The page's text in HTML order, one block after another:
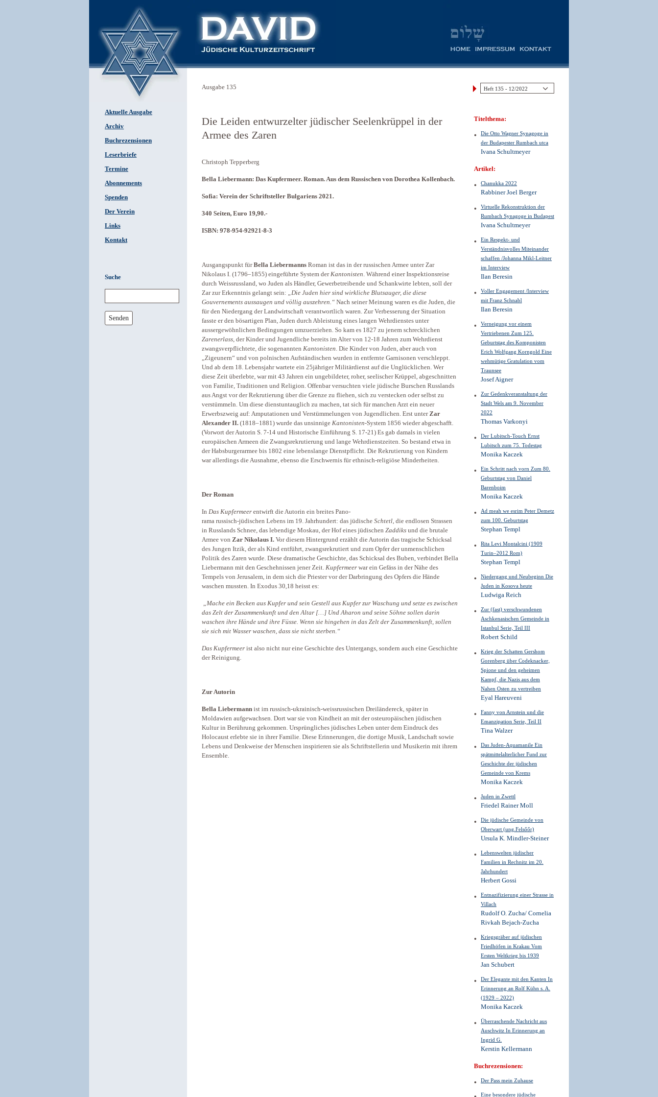
Aktuelle Ausgabe
Archiv
Buchrezensionen
Leserbriefe
Termine
Abonnements
Spenden
Der Verein
Links
Kontakt
Suche
Senden
Ausgabe 135
Die Leiden entwurzelter jüdischer Seelenkrüppel in der
Armee des Zaren
Christoph Tepperberg
Bella Liebermann: Das Kupfermeer. Roman. Aus dem Russischen von Dorothea Kollenbach.
Sofia: Verein der Schriftsteller Bulgariens 2021.
340 Seiten, Euro 19,90.-
ISBN: 978-954-92921-8-3
Ausgangspunkt fürBella Liebermanns Roman ist das in der russischen Armee unter Zar
Nikolaus I. (1796–1855) eingeführte System derKantonisten. Während einer Inspektionsreise
durch Weissrussland, wo Juden als Händler, Gewerbetreibende und Schankwirte lebten, soll der
Zar zur Erkenntnis gelangt sein: „Die Juden hier sind wirkliche Blutsauger, die diese
Gouvernements aussaugen und völlig auszehren.“ Nach seiner Meinung waren es die Juden, die
für den Niedergang der Landwirtschaft verantwortlich waren. Zur Verbesserung der Situation
fasste er den bösartigen Plan, Juden durch Ableistung eines langen Wehrdienstes unter
aussergewöhnlichen Bedingungen umzuerziehen. So kam es 1827 zu jenem schrecklichen
Zarenerlass, der Kinder und Jugendliche bereits im Alter von 12-18 Jahren zum Wehrdienst
zwangsverpflichtete, die sogenannten Kantonisten. Die Kinder von Juden, aber auch von
„Zigeunern“ und von polnischen Aufständischen wurden in entfernte Garnisonen verschleppt.
Und ab dem 18. Lebensjahr wartete ein 25jähriger Militärdienst auf die Unglücklichen. Wer
diese Zeit überlebte, war mit 43 Jahren ein ungebildeter, roher, seelischer Krüppel, abgeschnitten
von Familie, Traditionen und Religion. Offenbar versuchten viele jüdische Burschen Russlands
aus Angst vor der Rekrutierung über die Grenze zu fliehen, sich zu verstecken oder selbst zu
verstümmeln. Um diese dienstuntauglich zu machen, tat sich für manchen Arzt ein neuer
Erwerbszweig auf: Amputationen und Verstümmelungen von Jugendlichen. Erst unterZar
Alexander II. (1818–1881) wurde das unsinnige Kantonisten-System 1856 wieder abgeschafft.
(Vorwort der Autorin S. 7-14 und Historische Einführung S. 17-21) Es gab damals in vielen
europäischen Armeen die Zwangsrekrutierung und lange Wehrdienstzeiten. So bestand etwa in
der Habsburgerarmee bis 1802 eine lebenslange Dienstpflicht. Die Rekrutierung von Kindern
war allerdings die Ausnahme, ebenso die Erschwernis für ethnisch-religiöse Minderheiten.
Der Roman
In Das Kupfermeer entwirft die Autorin ein breites Pano-
rama russisch-jüdischen Lebens im 19. Jahrhundert: das jüdische Schtetl, die endlosen Strassen
in Russlands Schnee, das lebendige Moskau, der Hof eines jüdischen Zaddiks und die brutale
Armee von Zar Nikolaus I. Vor diesem Hintergrund erzählt die Autorin das tragische Schicksal
des Jungen Itzik, der als Kind entführt, zwangsrekrutiert und zum Opfer der unmenschlichen
Politik des Zaren wurde. Diese dramatische Geschichte, das Schicksal des Buben, verbindet Bella
Liebermann mit den Geschehnissen jener Zeit. Kupfermeer war ein Gefäss in der Nähe des
Tempels von Jerusalem, in dem sich die Priester vor der Darbringung des Opfers die Hände
waschen mussten. In Exodus 30,18 heisst es:
„Mache ein Becken aus Kupfer und sein Gestell aus Kupfer zur Waschung und setze es zwischen
das Zelt der Zusammenkunft und den Altar […] Und Aharon und seine Söhne sollen darin
waschen ihre Hände und ihre Füsse. Wenn sie hingehen in das Zelt der Zusammenkunft, sollen
sie sich mit Wasser waschen, dass sie nicht sterben.“
Das Kupfermeer ist also nicht nur eine Geschichte des Untergangs, sondern auch eine Geschichte
der Reinigung.
Zur Autorin
Bella Liebermann ist im russisch-ukrainisch-weissrussischen Dreiländereck, später in
Moldawien aufgewachsen. Dort war sie von Kindheit an mit der osteuropäischen jüdischen
Kultur in Berührung gekommen. Ursprüngliches jüdisches Leben unter dem Eindruck des
Holocaust erlebte sie in ihrer Familie. Diese Erinnerungen, die dortige Musik, Landschaft sowie
Lebens und Denkweise der Menschen inspirieren sie als Schriftstellerin und Musikerin mit ihrem
Ensemble.
Titelthema:
Die Otto Wagner Synagoge in
der Budapester Rumbach utca
Ivana Schultmeyer
Artikel:
Chanukka 2022
Rabbiner Joel Berger
Virtuelle Rekonstruktion der
Rumbach Synagoge in Budapest
Ivana Schultmeyer
Ein Respekt- und
Verständnisvolles Miteinander
schaffen /Johanna Mikl-Leitner
im Interview
Ilan Beresin
Voller Engagement /Interview
mit Franz Schnabl
Ilan Beresin
Verneigung vor einem
Vertriebenen Zum 125.
Geburtstag des Komponisten
Erich Wolfgang Korngold Eine
wehmütige Gratulation vom
Traunsee
Josef Aigner
Zur Gedenkveranstaltung der
Stadt Wels am 9. November
2022
Thomas Varkonyi
Der Lubitsch-Touch Ernst
Lubitsch zum 75. Todestag
Monika Kaczek
Ein Schritt nach vorn Zum 80.
Geburtstag von Daniel
Barenboim
Monika Kaczek
Ad meah we esrim Peter Demetz
zum 100. Geburtstag
Stephan Templ
Rita Levi Montalcini (1909
Turin–2012 Rom)
Stephan Templ
Niedergang und Neubeginn Die
Juden in Kosova heute
Ludwiga Reich
Zur (fast) verschwundenen
Aschkenasischen Gemeinde in
Istanbul Serie, Teil III
Robert Schild
Krieg der Schatten Gershom
Gorenberg über Codeknacker,
Spione und den geheimen
Kampf, die Nazis aus dem
Nahen Osten zu vertreiben
Eyal Hareuveni
Fanny von Arnstein und die
Emanzipation Serie, Teil II
Tina Walzer
Das Juden-Aquamanile Ein
spätmittelalterlicher Fund zur
Geschichte der jüdischen
Gemeinde von Krems
Monika Kaczek
Juden in Zwettl
Friedel Rainer Moll
Die jüdische Gemeinde von
Oberwart (ung.Felsőőr)
Ursula K. Mindler-Steiner
Lebenswelten jüdischer
Familien in Rechnitz im 20.
Jahrhundert
Herbert Gossi
Entnazifizierung einer Strasse in
Villach
Rudolf O. Zucha/ Cornelia
Rivkah Bejach-Zucha
Kriegsgräber auf jüdischen
Friedhöfen in Krakau Vom
Ersten Weltkrieg bis 1939
Jan Schubert
Der Elegante mit den Kanten In
Erinnerung an Rolf Kühn s. A.
(1929 – 2022)
Monika Kaczek
Überraschende Nachricht aus
Auschwitz In Erinnerung an
Ingrid G.
Kerstin Kellermann
Buchrezensionen:
Der Pass mein Zuhause
Eine besondere jüdische